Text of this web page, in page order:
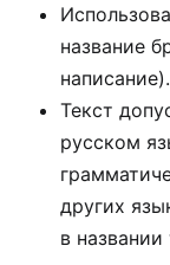
название
написание).
Текст
русском
других
в